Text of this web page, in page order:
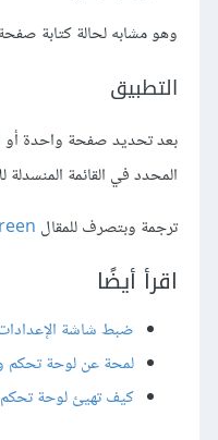
وهو مشابه لحالة كتابة
التطبيق
بعد تحديد صفحة واحدة أو
المحدد في القائمة
ترجمة وبتصرف للمقال
اقرأ أيضًا
ضبط شاشة
لمحة عن لوحة تحكم
كيف تهيئ لوحة تحكم